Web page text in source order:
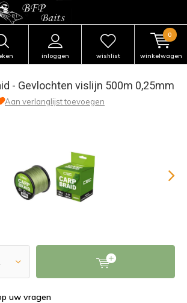
inloggen wishlist winkelwagen
0
- Gevlochten vislijn 500m 0,25mm
Aan verlanglijst toevoegen
uw vragen